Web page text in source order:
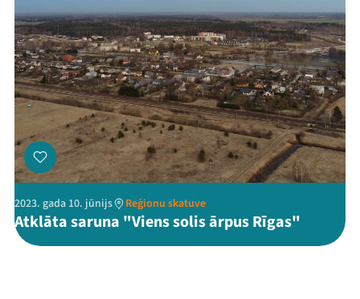
2023. gada 10. jūnijs Reģionu skatuve
Atklāta saruna "Viens solis ārpus Rīgas"